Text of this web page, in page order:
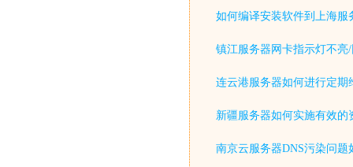
如何编译安装软件到上海服
镇江服务器网卡指示灯不亮
连云港服务器如何进行定期
新疆服务器如何实施有效的
南京云服务器DNS污染问题